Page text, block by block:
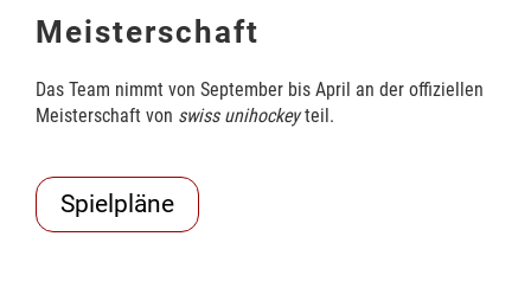
Meisterschaft
Das Team nimmt von September bis April an der offiziellen
Meisterschaft von swiss unihockeyteil.
Spielpläne